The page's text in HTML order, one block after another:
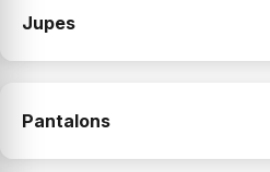
Jupes
Pantalons